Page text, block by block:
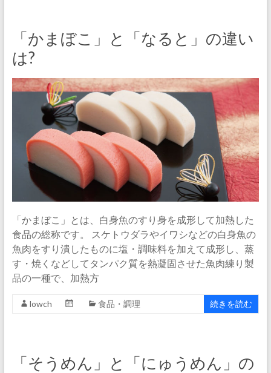
「かまぼこ」と「なると」の違い
は?
「かまぼこ」とは、白身魚のすり身を成形して加熱した
食品の総称です。 スケトウダラやイワシなどの白身魚の
魚肉をすり潰したものに塩・調味料を加えて成形し、蒸
す・焼くなどしてタンパク質を熱凝固させた魚肉練り製
品の一種で、加熱方
lowch 食品・調理 続きを読む
「そうめん」と「にゅうめん」の